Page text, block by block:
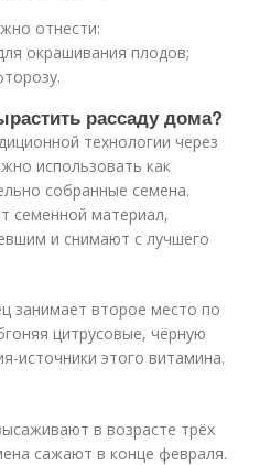
отнести:
окрашивания плодов;
рассаду дома?
технологии через
использовать как
собранные семена.
семенной материал,
и снимают с лучшего
занимает второе место по
цитрусовые, чёрную
источники этого витамина.
в возрасте трёх
сажают в конце февраля.